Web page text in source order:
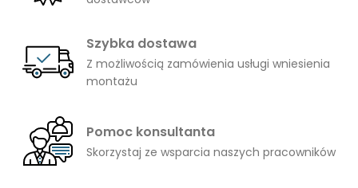
Szybka dostawa
Z możliwością zamówienia usługi wniesienia
montażu
Pomoc konsultanta
Skorzystaj ze wsparcia naszych pracowników